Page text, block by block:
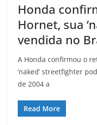
Honda
Hornet, sua
vendida no
A Honda confirmou o
‘naked’ streetfighter
de 2004 a
Read More